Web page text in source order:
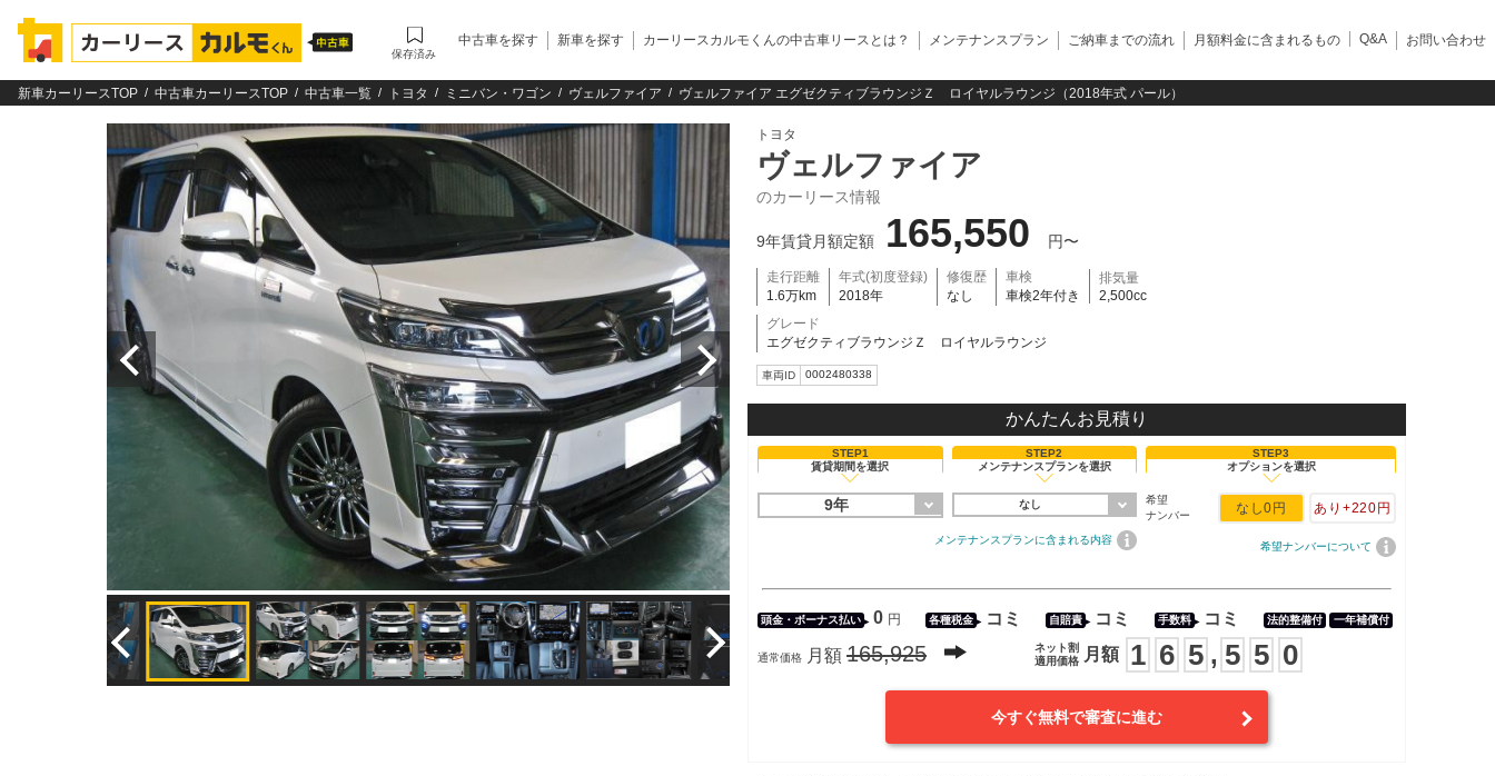
保存済み
中古車を探す 新車を探す カーリースカルモくんの中古車リースとは？ メンテナンスプラン ご納車までの流れ 月額料金に含まれるもの Q&A お問い合わせ
新車カーリースTOP 中古車カーリースTOP 中古車一覧 トヨタ ミニバン・ワゴン ヴェルファイア ヴェルファイア エグゼクティブラウンジＺ ロイヤルラウンジ（2018年式 パール）
トヨタ
ヴェルファイア
のカーリース情報
9年賃貸月額定額 165,550 円〜
走行距離
1.6万km
年式(初度登録)
2018年
修復歴
なし
車検
車検2年付き
排気量
2,500cc
グレード
エグゼクティブラウンジＺ ロイヤルラウンジ
車両ID 0002480338
かんたんお見積り
STEP1
賃貸期間を選択
9年
STEP2
メンテナンスプランを選択
なし
メンテナンスプランに含まれる内容
STEP3
オプションを選択
希望
ナンバー
なし0円 あり +220円
希望ナンバーについて
頭金・ボーナス払い 0 円 各種税金 コミ 自賠責 コミ 手数料 コミ 法的整備付 一年補償付
通常価格 月額 165,925
ネット割
適用価格
月額 1 6 5 , 5 5 0
今すぐ無料で審査に進む